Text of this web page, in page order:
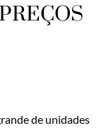
de unidades